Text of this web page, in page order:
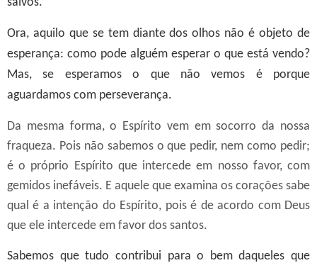
Ora, aquilo que se tem diante dos olhos não é objeto de
esperança: como pode alguém esperar o que está vendo?
Mas, se esperamos o que não vemos é porque
aguardamos com perseverança.
Da mesma forma, o Espírito vem em socorro da nossa
fraqueza. Pois não sabemos o que pedir, nem como pedir;
é o próprio Espírito que intercede em nosso favor, com
gemidos inefáveis. E aquele que examina os corações sabe
qual é a intenção do Espírito, pois é de acordo com Deus
que ele intercede em favor dos santos.
Sabemos que tudo contribui para o bem daqueles que